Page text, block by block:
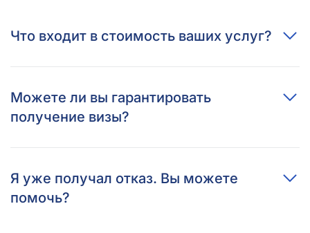
Что входит в стоимость ваших услуг?
Можете ли вы гарантировать
получение визы?
Я уже получал отказ. Вы можете
помочь?